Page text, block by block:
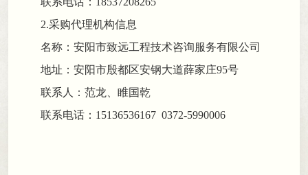
2.采购代理机构信息
名称： 安阳市致远工程技术咨询服务有限公司
地址：安阳市殷都区安钢大道薛家庄95号
联系人： 范龙、睢国乾
联系电话： 15136536167 0372-5990006